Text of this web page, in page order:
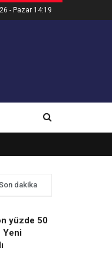
- Pazar 14:19
dakika
yüzde 50
Yeni